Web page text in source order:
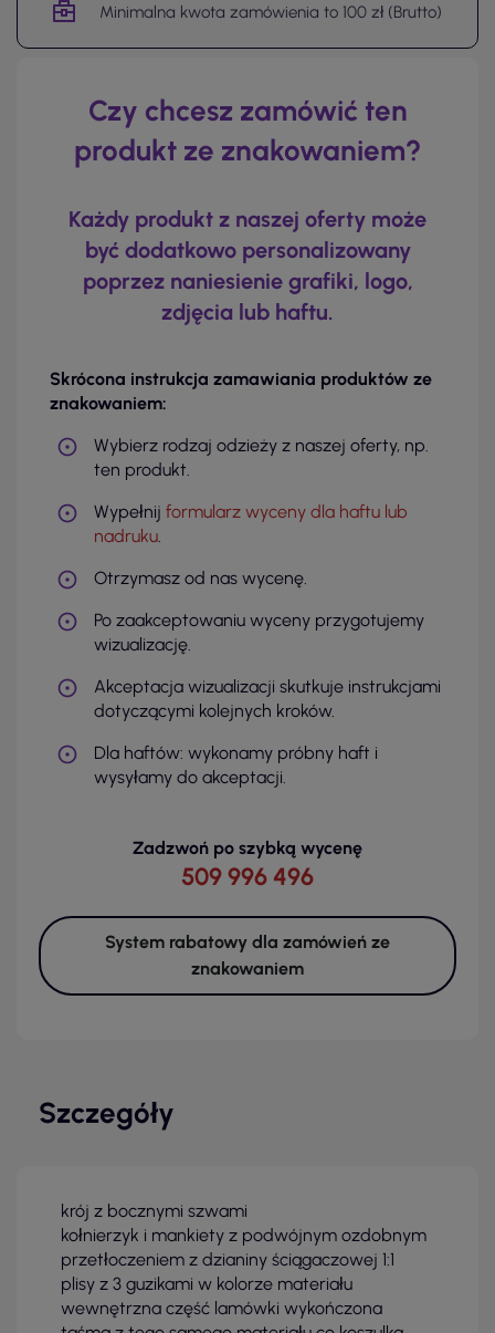
Minimalna kwota zamówienia to 100 zł (Brutto)
Czy chcesz zamówić ten
produkt ze znakowaniem?
Każdy produkt z naszej oferty może
być dodatkowo personalizowany
poprzez naniesienie grafiki, logo,
zdjęcia lub haftu.
Skrócona instrukcja zamawiania produktów ze
znakowaniem:
Wybierz rodzaj odzieży z naszej oferty, np.
ten produkt.
Wypełnij formularz wyceny dla haftu lub
nadruku.
Otrzymasz od nas wycenę.
Po zaakceptowaniu wyceny przygotujemy
wizualizację.
Akceptacja wizualizacji skutkuje instrukcjami
dotyczącymi kolejnych kroków.
Dla haftów: wykonamy próbny haft i
wysyłamy do akceptacji.
Zadzwoń po szybką wycenę
509 996 496
System rabatowy dla zamówień ze
znakowaniem
Szczegóły
krój z bocznymi szwami
kołnierzyk i mankiety z podwójnym ozdobnym
przetłoczeniem z dzianiny ściągaczowej 1:1
plisy z 3 guzikami w kolorze materiału
wewnętrzna część lamówki wykończona